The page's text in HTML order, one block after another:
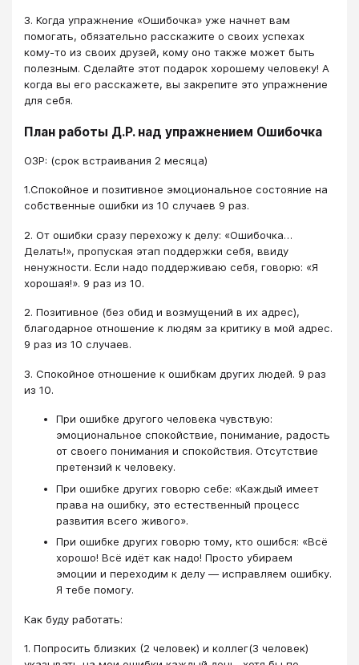
3. Когда упражнение «Ошибочка» уже начнет вам
помогать, обязательно расскажите о своих успехах
кому-то из своих друзей, кому оно также может быть
полезным. Сделайте этот подарок хорошему человеку! А
когда вы его расскажете, вы закрепите это упражнение
для себя.
План работы Д.Р. над упражнением Ошибочка
ОЗР: (срок встраивания 2 месяца)
1.Спокойное и позитивное эмоциональное состояние на
собственные ошибки из 10 случаев 9 раз.
2. От ошибки сразу перехожу к делу: «Ошибочка…
Делать!», пропуская этап поддержки себя, ввиду
ненужности. Если надо поддерживаю себя, говорю: «Я
хорошая!». 9 раз из 10.
2. Позитивное (без обид и возмущений в их адрес),
благодарное отношение к людям за критику в мой адрес.
9 раз из 10 случаев.
3. Спокойное отношение к ошибкам других людей. 9 раз
из 10.
При ошибке другого человека чувствую:
эмоциональное спокойствие, понимание, радость
от своего понимания и спокойствия. Отсутствие
претензий к человеку.
При ошибке других говорю себе: «Каждый имеет
права на ошибку, это естественный процесс
развития всего живого».
При ошибке других говорю тому, кто ошибся: «Всё
хорошо! Всё идёт как надо! Просто убираем
эмоции и переходим к делу — исправляем ошибку.
Я тебе помогу.
Как буду работать:
1. Попросить близких (2 человек) и коллег(3 человек)